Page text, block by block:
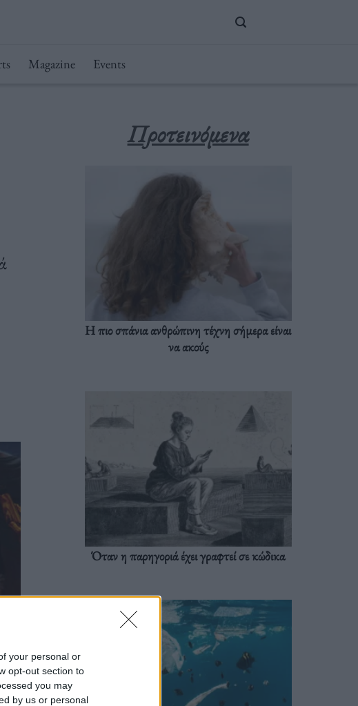
your personal or
opt-out section to
you may
by us or personal
Magazine Events
Προτεινόμενα
Η πιο σπάνια ανθρώπινη τέχνη σήμερα είναι
να ακούς
Όταν η παρηγοριά έχει γραφτεί σε κώδικα